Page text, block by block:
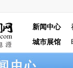
新闻中心
城市展馆